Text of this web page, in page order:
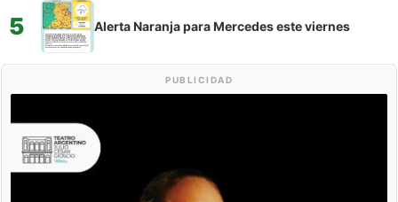
5 Alerta Naranja para Mercedes este viernes
PUBLICIDAD